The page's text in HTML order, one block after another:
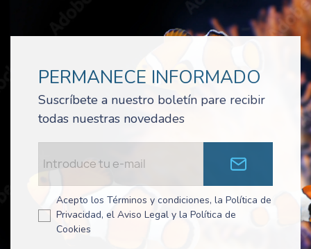
PERMANECE INFORMADO
Suscríbete a nuestro boletín pare recibir
todas nuestras novedades
Acepto los Términos y condiciones, la Política de
Privacidad, el Aviso Legal y la Política de
Cookies